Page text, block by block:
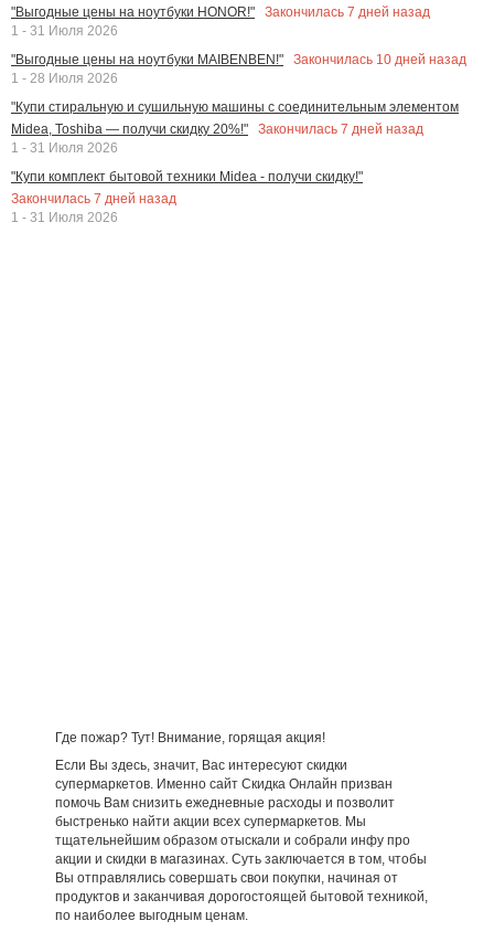
"Выгодные цены на ноутбуки HONOR!"
Закончилась 7 дней назад
1 - 31 Июля 2026
"Выгодные цены на ноутбуки MAIBENBEN!"
Закончилась 10 дней назад
1 - 28 Июля 2026
"Купи стиральную и сушильную машины с соединительным элементом
Midea, Toshiba — получи скидку 20%!"
Закончилась 7 дней назад
1 - 31 Июля 2026
"Купи комплект бытовой техники Midea - получи скидку!"
Закончилась 7 дней назад
1 - 31 Июля 2026
Где пожар? Тут! Внимание, горящая акция!
Если Вы здесь, значит, Вас интересуют скидки
супермаркетов. Именно сайт Скидка Онлайн призван
помочь Вам снизить ежедневные расходы и позволит
быстренько найти акции всех супермаркетов. Мы
тщательнейшим образом отыскали и собрали инфу про
акции и скидки в магазинах. Суть заключается в том, чтобы
Вы отправлялись совершать свои покупки, начиная от
продуктов и заканчивая дорогостоящей бытовой техникой,
по наиболее выгодным ценам.